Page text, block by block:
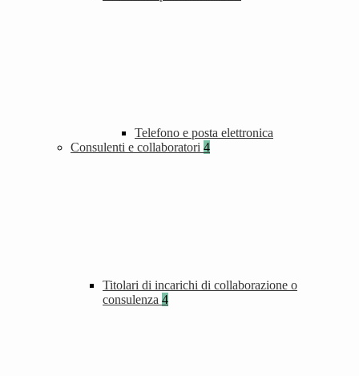
Telefono e posta elettronica
Consulenti e collaboratori 4
Titolari di incarichi di collaborazione o
consulenza 4